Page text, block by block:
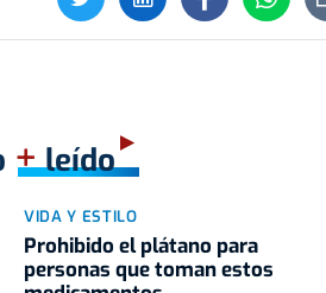
+leído
VIDA Y ESTILO
Prohibido el plátano para
personas que toman estos